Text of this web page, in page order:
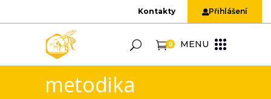
Kontakty Přihlášení
0 MENU
metodika